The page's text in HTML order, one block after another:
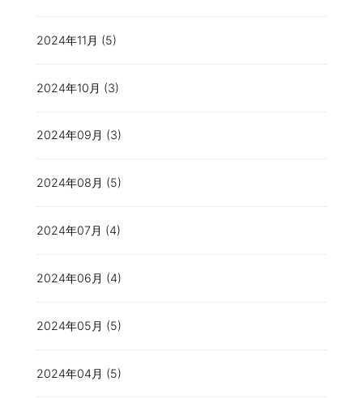
2024年11月 (5)
2024年10月 (3)
2024年09月 (3)
2024年08月 (5)
2024年07月 (4)
2024年06月 (4)
2024年05月 (5)
2024年04月 (5)